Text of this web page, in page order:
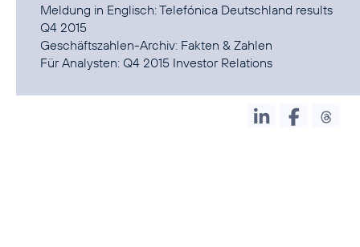
Meldung in Englisch:Telefónica Deutschland results
Q4 2015
Geschäftszahlen-Archiv: Fakten & Zahlen
Für Analysten: Q4 2015 Investor Relations